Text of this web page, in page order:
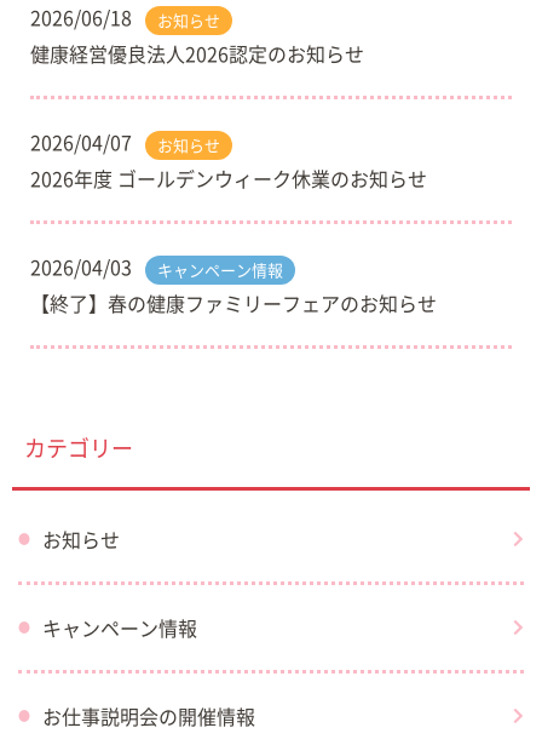
2026/06/18 お知らせ
健康経営優良法人2026認定のお知らせ
2026/04/07 お知らせ
2026年度 ゴールデンウィーク休業のお知らせ
2026/04/03 キャンペーン情報
【終了】春の健康ファミリーフェアのお知らせ
カテゴリー
お知らせ
キャンペーン情報
お仕事説明会の開催情報